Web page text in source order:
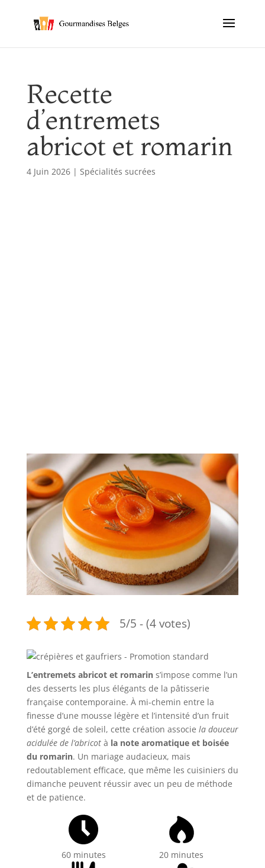
Recette
d’entremets
abricot et romarin
4 Juin 2026| Spécialités sucrées
5/5 - (4 votes)
L’entremets abricot et romarins’impose comme l’un
des desserts les plus élégants de la pâtisserie
française contemporaine. À mi-chemin entre la
finesse d’une mousse légère et l’intensité d’un fruit
d’été gorgé de soleil, cette création associe la douceur
acidulée de l’abricotà la note aromatique et boisée
du romarin. Un mariage audacieux, mais
redoutablement efficace, que même les cuisiniers du
dimanche peuvent réussir avec un peu de méthode
et de patience.
60 minutes 20 minutes